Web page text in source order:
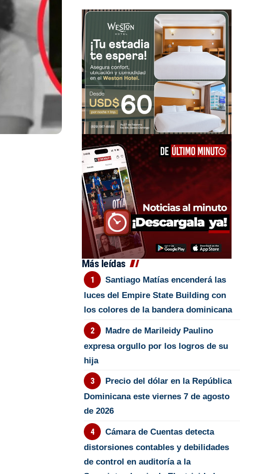
Más leídas
Santiago Matías encenderá las
luces del Empire State Building con
los colores de la bandera dominicana
Madre de Marileidy Paulino
expresa orgullo por los logros de su
hija
Precio del dólar en la República
Dominicana este viernes 7 de agosto
de 2026
Cámara de Cuentas detecta
distorsiones contables y debilidades
de control en auditoría a la